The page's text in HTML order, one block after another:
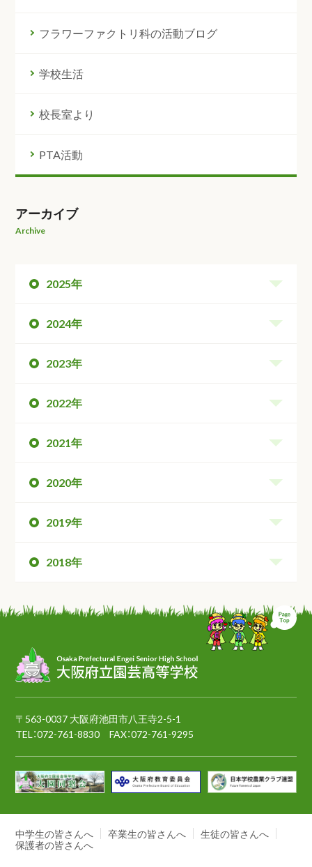
フラワーファクトリ科の活動ブログ
学校生活
校長室より
PTA活動
アーカイブ
Archive
2025年
2024年
2023年
2022年
2021年
2020年
2019年
2018年
ペ
〒563-0037 大阪府池田市八王寺2-5-1
TEL：072-761-8830 FAX：072-761-9295
中学生の皆さんへ 卒業生の皆さんへ
生徒の皆さんへ
保護者の皆さんへ